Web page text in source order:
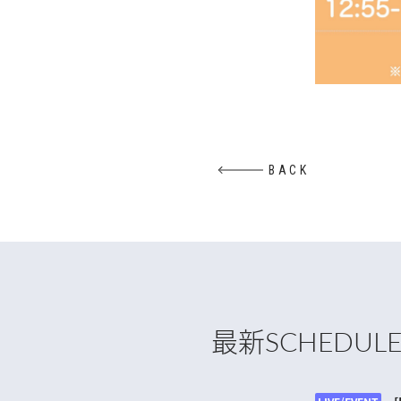
BACK
最新SCHEDULE